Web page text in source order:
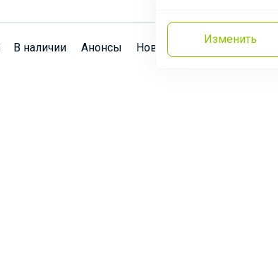
Изменить
В наличии Анонсы Новости Команда